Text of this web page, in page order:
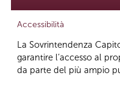
Accessibilità
La Sovrintendenza
garantire l’accesso al
da parte del più ampio